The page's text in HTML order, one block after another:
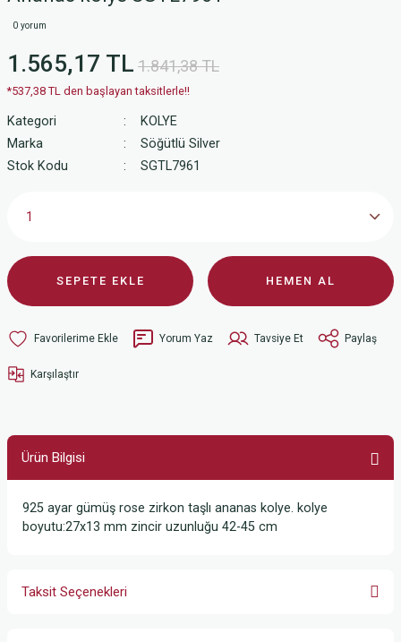
0 yorum
1.565,17 TL 1.841,38 TL
*537,38 TL den başlayan taksitlerle!!
Kategori
KOLYE
Marka
Söğütlü Silver
Stok Kodu
SGTL7961
SEPETE EKLE HEMEN AL
Yorum Yaz Tavsiye Et Paylaş
Karşılaştır
Ürün Bilgisi
925 ayar gümüş rose zirkon taşlı ananas kolye. kolye
boyutu:27x13 mm zincir uzunluğu 42-45 cm
Taksit Seçenekleri